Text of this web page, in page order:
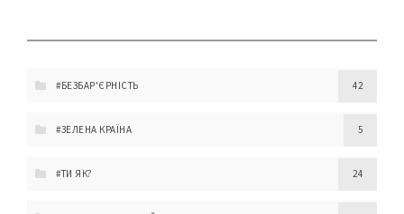
#БЕЗБАР'ЄРНІСТЬ 42
#ЗЕЛЕНА КРАЇНА 5
#ТИ ЯК? 24